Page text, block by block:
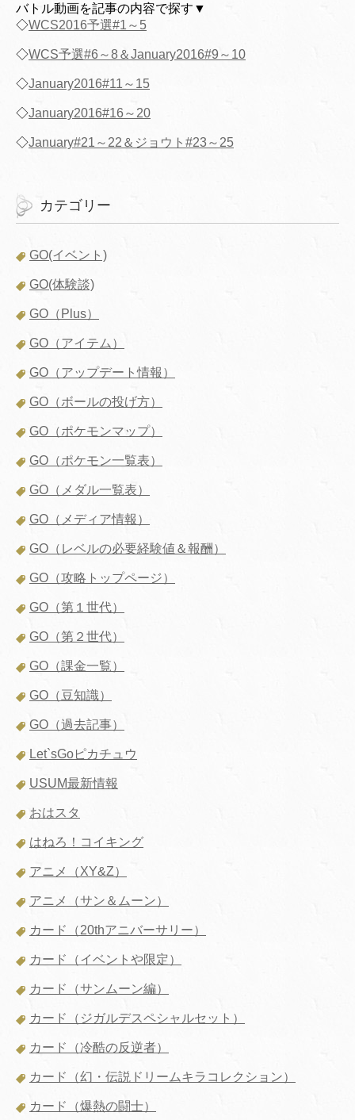
バトル動画を記事の内容で探す▼
◇WCS2016予選#1～5
◇WCS予選#6～8＆January2016#9～10
◇January2016#11～15
◇January2016#16～20
◇January#21～22＆ジョウト#23～25
カテゴリー
GO(イベント)
GO(体験談)
GO（Plus）
GO（アイテム）
GO（アップデート情報）
GO（ボールの投げ方）
GO（ポケモンマップ）
GO（ポケモン一覧表）
GO（メダル一覧表）
GO（メディア情報）
GO（レベルの必要経験値＆報酬）
GO（攻略トップページ）
GO（第１世代）
GO（第２世代）
GO（課金一覧）
GO（豆知識）
GO（過去記事）
Let`sGoピカチュウ
USUM最新情報
おはスタ
はねろ！コイキング
アニメ（XY&Z）
アニメ（サン＆ムーン）
カード（20thアニバーサリー）
カード（イベントや限定）
カード（サンムーン編）
カード（ジガルデスペシャルセット）
カード（冷酷の反逆者）
カード（幻・伝説ドリームキラコレクション）
カード（爆熱の闘士）